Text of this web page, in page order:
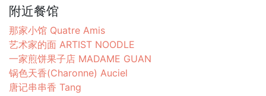
附近餐馆
那家小馆 Quatre Amis
艺术家的面 ARTIST NOODLE
一家煎饼果子店 MADAME GUAN
锅色天香(Charonne) Auciel
唐记串串香 Tang